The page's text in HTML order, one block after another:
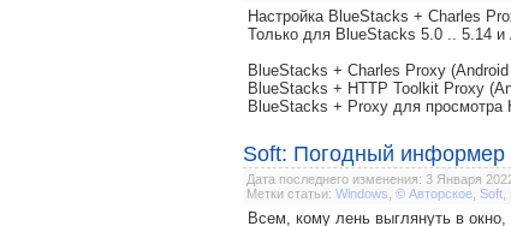
Настройка BlueStacks + Charles
Только для BlueStacks 5.0 .. 5.14 и
BlueStacks + Charles Proxy
BlueStacks + HTTP Toolkit Proxy
BlueStacks + Proxy для просмотра
Soft: Погодный информер
Дата последнего изменения: 3 Января
Метки статьи: Windows © Авторское Soft
Всем, кому лень выглянуть в